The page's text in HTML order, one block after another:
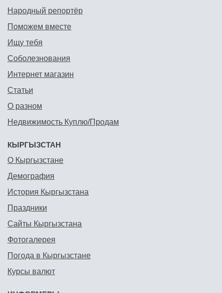
Народный репортёр
Поможем вместе
Ищу тебя
Соболезнования
Интернет магазин
Статьи
О разном
Недвижимость Куплю/Продам
КЫРГЫЗСТАН
О Кыргызстане
Демография
История Кыргызстана
Праздники
Сайты Кыргызстана
Фотогалерея
Погода в Кыргызстане
Курсы валют